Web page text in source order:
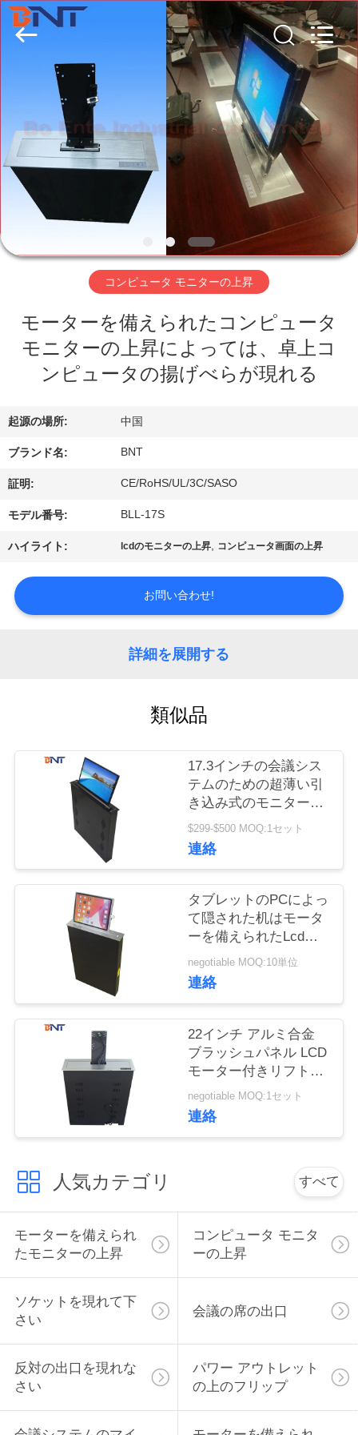
プ
ロ
ク
私
つ
い
て
工
場
旅
管
達
し
ュ
ス
場
合
CONFERENCE
ROOM
Technology
ECER
コンピュータ モニターの上昇
モーターを備えられたコンピュータ
モニターの上昇によっては、卓上コ
ンピュータの揚げべらが現れる
起源の場所: 中国
ブランド名: BNT
証明: CE/RoHS/UL/3C/SASO
モデル番号: BLL-17S
ハイライト: lcdのモニターの上昇, コンピュータ画面の上昇
お問い合わせ!
詳細を展開する
類似品
17.3インチの会議シス
テムのための超薄い引
き込み式のモニターの
上昇の現れスクリーン
$299-$500 MOQ:1セット
連絡
タブレットのPCによっ
て隠された机はモータ
ーを備えられたLcdの
モニターの上昇を取付
けた
negotiable MOQ:10単位
連絡
22インチ アルミ合金
ブラッシュパネル LCD
モーター付きリフト
RS232中央制御スライ
バー
negotiable MOQ:1セット
連絡
人気カテゴリ すべて
モーターを備えられ
たモニターの上昇
コンピュータ モニタ
ーの上昇
ソケットを現れて下
さい
会議の席の出口
反対の出口を現れな
さい
パワー アウトレット
の上のフリップ